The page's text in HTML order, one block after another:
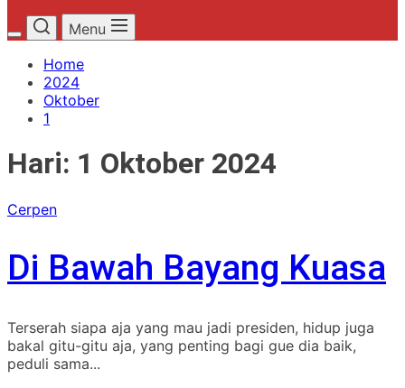
Menu
Home
2024
Oktober
1
Hari: 1 Oktober 2024
Cerpen
Di Bawah Bayang Kuasa
Terserah siapa aja yang mau jadi presiden, hidup juga
bakal gitu-gitu aja, yang penting bagi gue dia baik,
peduli sama...